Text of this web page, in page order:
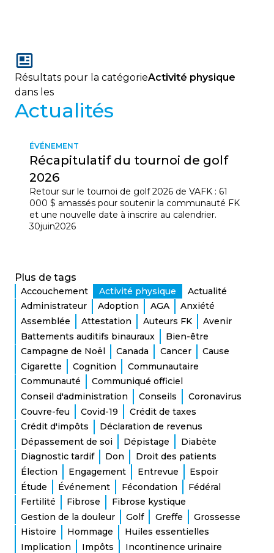
Résultats pour la catégorieActivité physique
dans les
Actualités
ÉVÉNEMENT
Récapitulatif du tournoi de golf
2026
Retour sur le tournoi de golf 2026 de VAFK : 61
000 $ amassés pour soutenir la communauté FK
et une nouvelle date à inscrire au calendrier.
30juin2026
Plus de tags
Accouchement Activité physique
Actualité
Administrateur
Adoption AGA
Anxiété
Assemblée
Attestation Auteurs FK
Avenir
Battements auditifs binauraux
Bien-être
Campagne de Noël
Canada Cancer
Cause
Cigarette
Cognition
Communautaire
Communauté
Communiqué officiel
Conseil d'administration
Conseils
Coronavirus
Couvre-feu
Covid-19
Crédit de taxes
Crédit d'impôts
Déclaration de revenus
Dépassement de soi
Dépistage
Diabète
Diagnostic tardif
Don
Droit des patients
Élection
Engagement Entrevue
Espoir
Étude
Événement Fécondation
Fédéral
Fertilité
Fibrose
Fibrose kystique
Gestion de la douleur
Golf Greffe
Grossesse
Histoire
Hommage
Huiles essentielles
Implication
Impôts
Incontinence urinaire